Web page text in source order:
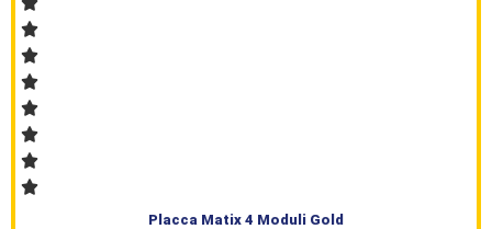
Placca Matix 4 Moduli Gold